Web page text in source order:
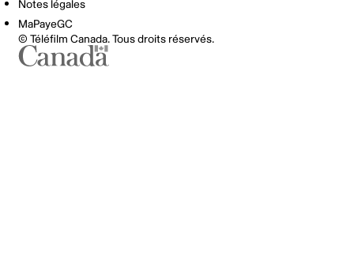
Notes légales
MaPayeGC
© Téléfilm Canada. Tous droits réservés.